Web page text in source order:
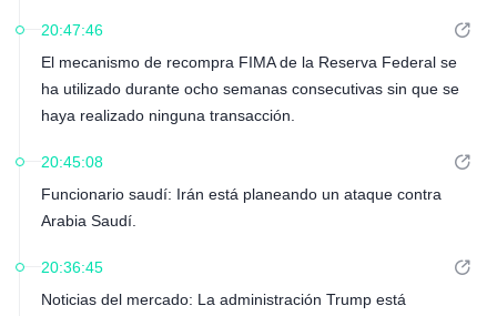
20:47:46
El mecanismo de recompra FIMA de la Reserva Federal se
ha utilizado durante ocho semanas consecutivas sin que se
haya realizado ninguna transacción.
20:45:08
Funcionario saudí: Irán está planeando un ataque contra
Arabia Saudí.
20:36:45
Noticias del mercado: La administración Trump está